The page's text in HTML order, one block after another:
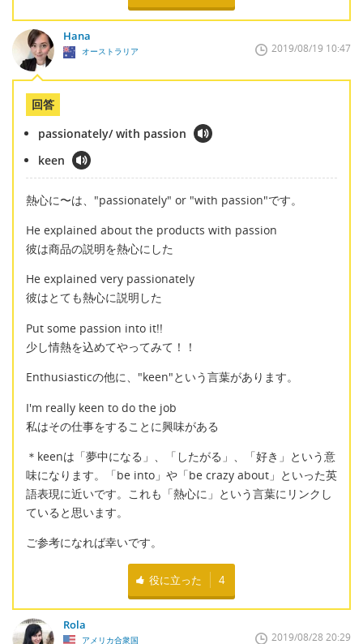
Hana
オーストラリア 2019/08/19 10:47
回答
passionately/ with passion
keen
熱心に〜は、"passionately" or "with passion"です。
He explained about the products with passion
彼は商品の説明を熱心にした
He explained very passionately
彼はとても熱心に説明した
Put some passion into it!!
少し情熱を込めてやってみて！！
Enthusiasticの他に、"keen"という言葉があります。
I'm really keen to do the job
私はその仕事をすることに興味がある
＊keenは「夢中になる」、「したがる」、「好き」という意
味になります。「be into」や「be crazy about」といった英
語表現に近いです。これも「熱心に」という言葉にリンクし
ていると思います。
ご参考になれば幸いです。
役に立った 4
Rola
アメリカ合衆国 2019/08/28 20:29